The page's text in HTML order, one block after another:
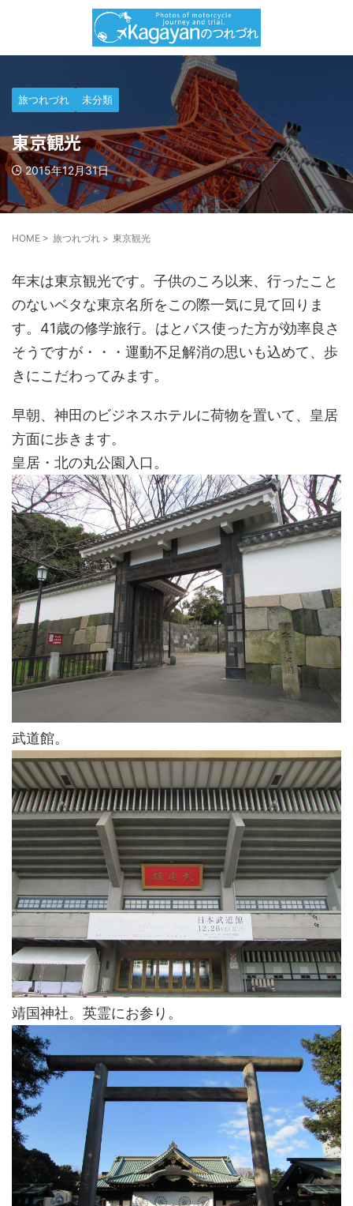
旅つれづれ 未分類
東京観光
2015年12月31日
HOME > 旅つれづれ > 東京観光
年末は東京観光です。子供のころ以来、行ったこと
のないベタな東京名所をこの際一気に見て回りま
す。41歳の修学旅行。はとバス使った方が効率良さ
そうですが・・・運動不足解消の思いも込めて、歩
きにこだわってみます。
早朝、神田のビジネスホテルに荷物を置いて、皇居
方面に歩きます。
皇居・北の丸公園入口。
武道館。
靖国神社。英霊にお参り。